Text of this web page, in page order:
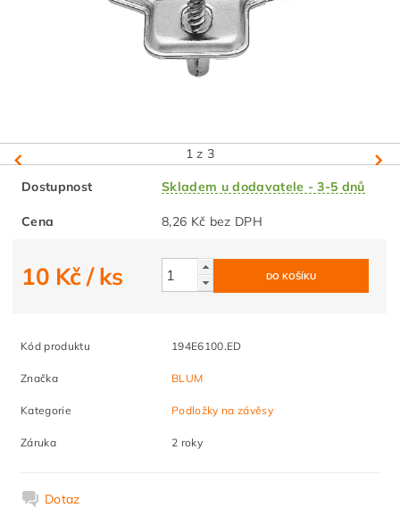
1 z 3
Dostupnost Skladem u dodavatele - 3-5 dnů
Cena 8,26 Kč bez DPH
10 Kč/ ks
Kód produktu 194E6100.ED
Značka BLUM
Kategorie Podložky na závěsy
Záruka 2 roky
Dotaz